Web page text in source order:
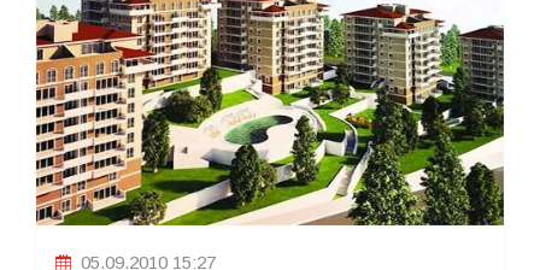
05.09.2010 15:27